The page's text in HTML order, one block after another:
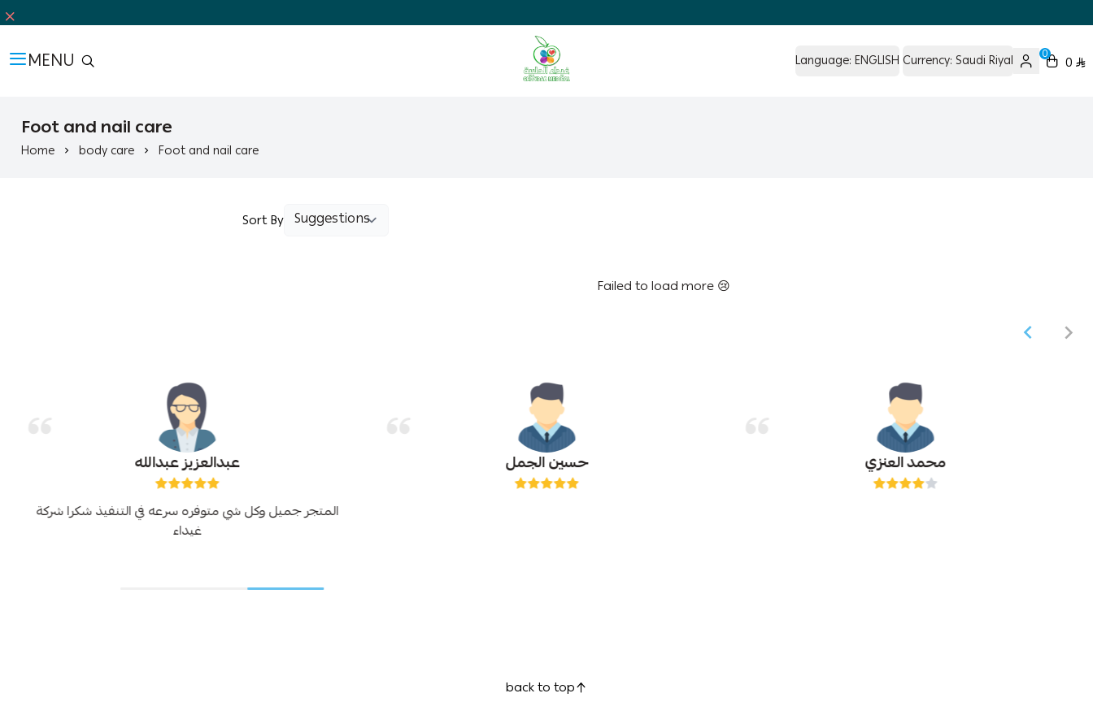
MENU Ghaida Medical Pharmacy Language:ENGLISHCurrency: Saudi Riyal 0 0
Foot and nail care
Home body care Foot and nail care
Sort By
Failed to load more 😢
عبدالعزيز عبدالله
المتجر جميل وكل شي متوفره سرعه في التنفيذ شكرا شركة
غيداء
حسين الجمل محمد العنزي
back to top